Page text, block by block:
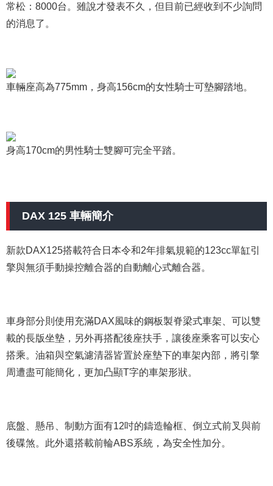
常松：8000台。雖說才發表不久，但目前已經收到不少詢問
的消息了。
車輛座高為775mm，身高156cm的女性騎士可墊腳踏地。
身高170cm的男性騎士雙腳可完全平踏。
DAX 125 車輛簡介
新款DAX125搭載符合日本令和2年排氣規範的123cc單缸引
擎與無須手動操控離合器的自動離心式離合器。
車身部分則使用充滿DAX風味的鋼板製脊梁式車架、可以雙
載的長版坐墊，另外再搭配後座扶手，讓後座乘客可以安心
搭乘。油箱與空氣濾清器皆置於座墊下的車架內部，將引擎
周遭盡可能簡化，更加凸顯T字的車架形狀。
底盤、懸吊、制動方面有12吋的鑄造輪框、倒立式前叉與前
後碟煞。此外還搭載前輪ABS系統，為安全性加分。